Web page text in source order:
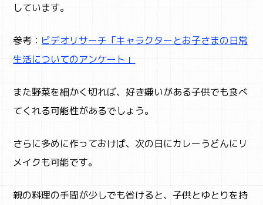
しています。
参考： ビデオリサーチ「キャラクターとお子さまの日常
生活についてのアンケート」
また野菜を細かく切れば、好き嫌いがある子供でも食べ
てくれる可能性があるでしょう。
さらに多めに作っておけば、次の日にカレーうどんにリ
メイクも可能です。
親の料理の手間が少しでも省けると、子供とゆとりを持